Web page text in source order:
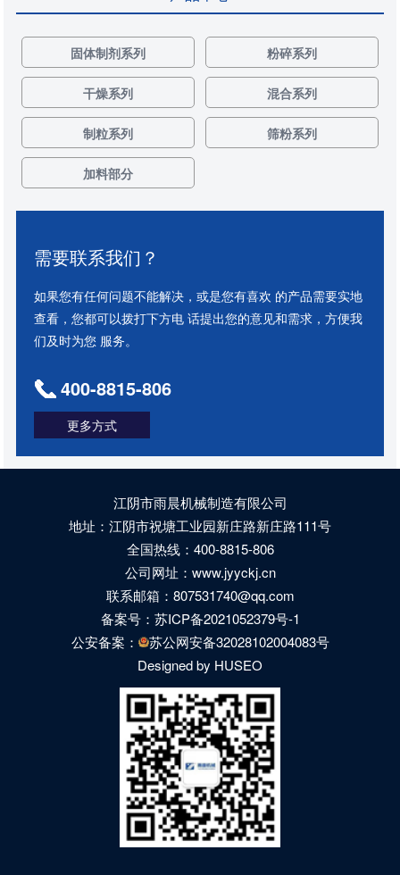
固体制剂系列 粉碎系列
干燥系列 混合系列
制粒系列 筛粉系列
加料部分
需要联系我们？
如果您有任何问题不能解决，或是您有喜欢 的产品需要实地
查看，您都可以拨打下方电 话提出您的意见和需求，方便我
们及时为您 服务。
400-8815-806
更多方式
江阴市雨晨机械制造有限公司
地址：江阴市祝塘工业园新庄路新庄路111号
全国热线：400-8815-806
公司网址：www.jyyckj.cn
联系邮箱：807531740@qq.com
备案号： 苏ICP备2021052379号-1
公安备案：
苏公网安备32028102004083号
Designed by HUSEO